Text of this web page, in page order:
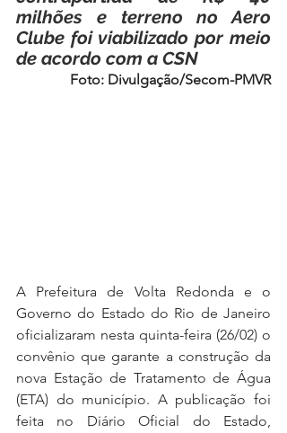
milhões e terreno no Aero
Clube foi viabilizado por meio
de acordo com a CSN
Foto: Divulgação/Secom-PMVR
A Prefeitura de Volta Redonda e o
Governo do Estado do Rio de Janeiro
oficializaram nesta quinta-feira (26/02) o
convênio que garante a construção da
nova Estação de Tratamento de Água
(ETA) do município. A publicação foi
feita no Diário Oficial do Estado,